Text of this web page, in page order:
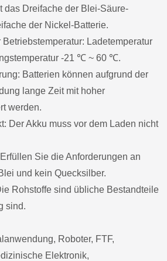
das Dreifache der Blei-Säure-
der Nickel-Batterie.
Ladetemperatur
-21 ℃ ~ 60 ℃.
Batterien können aufgrund der
lange Zeit mit hoher
werden.
Der Akku muss vor dem Laden nicht
Sie die Anforderungen an
und kein Quecksilber.
Rohstoffe sind übliche Bestandteile
sind.
Roboter, FTF,
Elektronik,